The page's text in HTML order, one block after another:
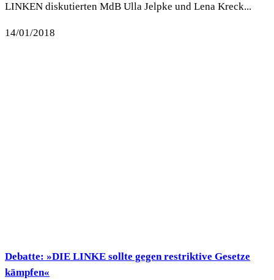
LINKEN diskutierten MdB Ulla Jelpke und Lena Kreck...
14/01/2018
Debatte: »DIE LINKE sollte gegen restriktive Gesetze
kämpfen«